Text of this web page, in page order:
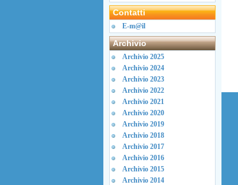
Contatti
E-m@il
Archivio
Archivio 2025
Archivio 2024
Archivio 2023
Archivio 2022
Archivio 2021
Archivio 2020
Archivio 2019
Archivio 2018
Archivio 2017
Archivio 2016
Archivio 2015
Archivio 2014